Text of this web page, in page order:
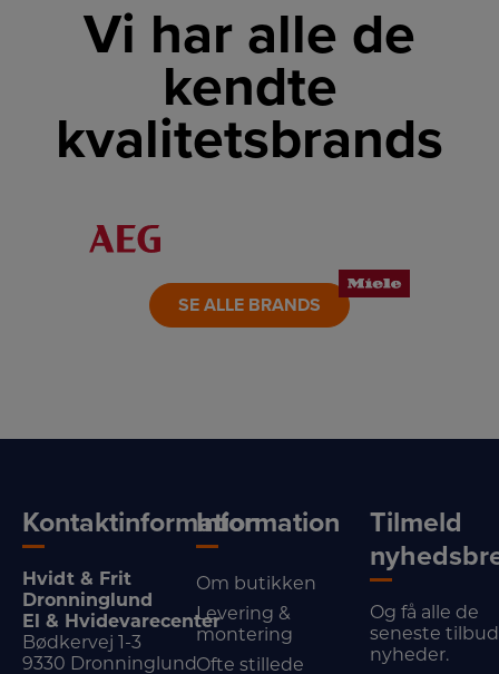
Vi har alle de
kendte
kvalitetsbrands
LINK
SE ALLE BRANDS
Kontaktinformation
Hvidt & Frit
Dronninglund
El & Hvidevarecenter
Bødkervej 1-3
9330 Dronninglund
Information
Om butikken
Levering &
montering
Ofte stillede
Tilmeld
Og få alle de
seneste
nyheder.